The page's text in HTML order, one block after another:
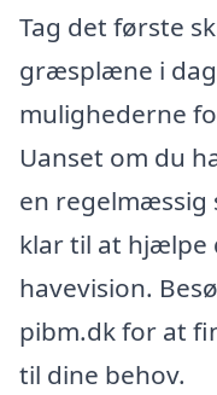
Tag det første
græsplæne i
mulighederne
Uanset om du
en regelmæssig
klar til at hjælpe
havevision.
pibm.dk for at
til dine behov.